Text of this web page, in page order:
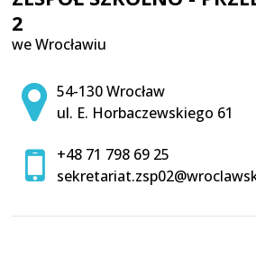
2
we Wrocławiu
Adres pocztowy:
54-130 Wrocław
ul. E. Horbaczewskiego 61
+48 71 798 69 25